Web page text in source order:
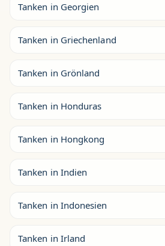
Tanken in Georgien
Tanken in Griechenland
Tanken in Grönland
Tanken in Honduras
Tanken in Hongkong
Tanken in Indien
Tanken in Indonesien
Tanken in Irland